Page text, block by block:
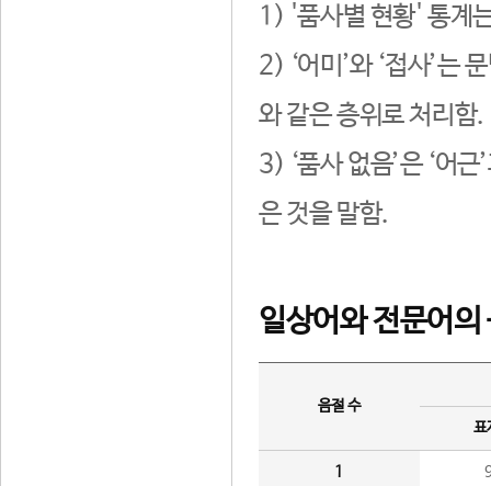
1) '품사별 현황' 통계
2) ‘어미’와 ‘접사’는
와 같은 층위로 처리함.
3) ‘품사 없음’은 ‘어
은 것을 말함.
일상어와 전문어의
음절 수
표
1